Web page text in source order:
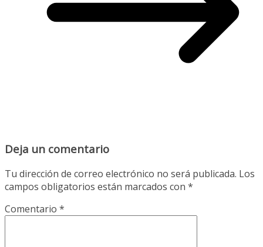
Deja un comentario
Tu dirección de correo electrónico no será publicada. Los
campos obligatorios están marcados con *
Comentario *